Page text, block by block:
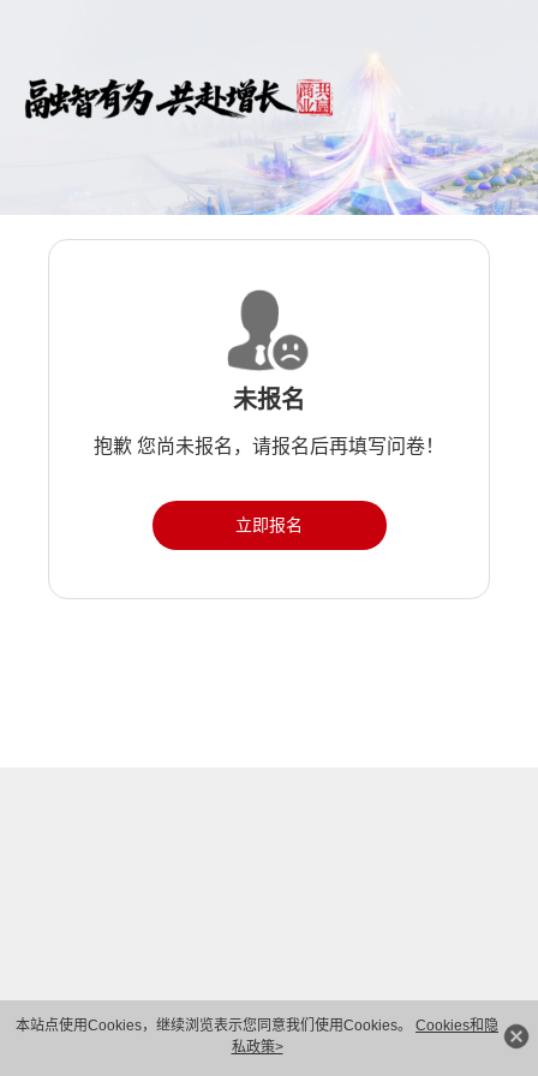
本站点使用Cookies，继续浏览表示您同意我们使用Cookies。 Cookies和隐
私政策>
未报名
抱歉 您尚未报名，请报名后再填写问卷！
立即报名